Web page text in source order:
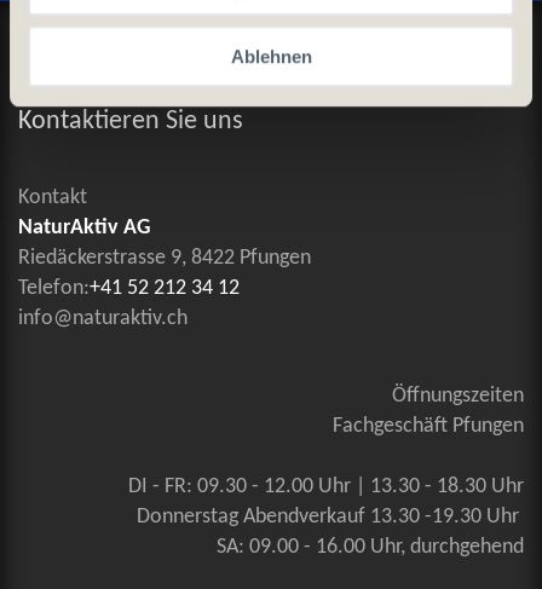
Ablehnen
Datenschutz und Cookie-Richtlinien
Allgemeine Geschäftsbedingungen
Kontaktieren Sie uns
Kontakt
NaturAktiv AG
Riedäckerstrasse 9, 8422 Pfungen
Telefon:+41 52 212 34 12
info@naturaktiv.ch
Öffnungszeiten
Fachgeschäft Pfungen
DI - FR: 09.30 - 12.00 Uhr | 13.30 - 18.30 Uhr
Donnerstag Abendverkauf 13.30 -19.30 Uhr
SA: 09.00 - 16.00 Uhr, durchgehend